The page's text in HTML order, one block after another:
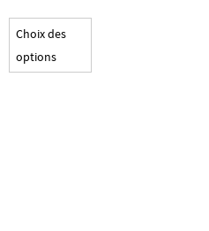
Choix des
options
Ce